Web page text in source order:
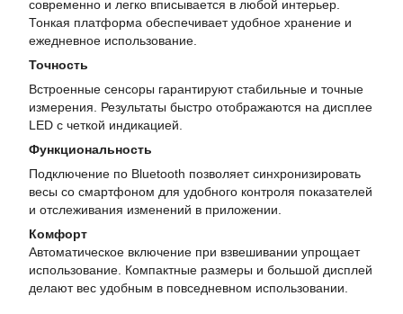
современно и легко вписывается в любой интерьер.
Тонкая платформа обеспечивает удобное хранение и
ежедневное использование.
Точность
Встроенные сенсоры гарантируют стабильные и точные
измерения. Результаты быстро отображаются на дисплее
LED с четкой индикацией.
Функциональность
Подключение по Bluetooth позволяет синхронизировать
весы со смартфоном для удобного контроля показателей
и отслеживания изменений в приложении.
Комфорт
Автоматическое включение при взвешивании упрощает
использование. Компактные размеры и большой дисплей
делают вес удобным в повседневном использовании.